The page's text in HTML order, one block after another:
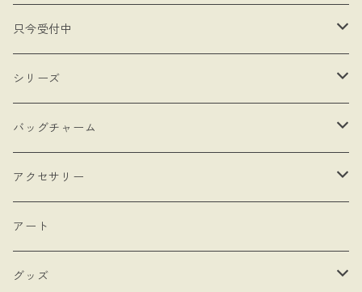
只今受付中
・受注制作
・抽選販売
シリーズ
- 馬
・bracket No.
- リボン
- モロッカンチャーム
- hand
バッグチャーム
- ロゼットタイプ
- ネックレスタイプ
- シングルタイプ
アクセサリー
- ブローチ
- 耳飾り
アート
グッズ